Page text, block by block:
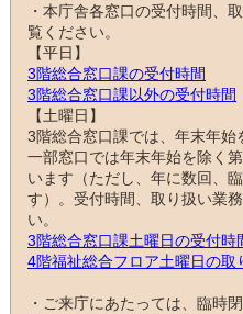
・本庁舎各窓口の受付時間、
覧ください。
【平日】
3階総合窓口課の受付時間
3階総合窓口課以外の受付時間
【土曜日】
3階総合窓口課では、年末年
一部窓口では年末年始を除く
います（ただし、年に数回、
す）。受付時間、取り扱い業
い。
3階総合窓口課土曜日の受付時
4階福祉総合フロア土曜日の取
・ご来庁にあたっては、臨時